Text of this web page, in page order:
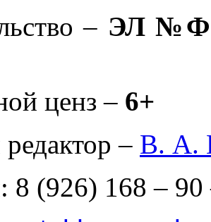
– ЭЛ
ценз – 6+
– В. А.
8 (926) 168 – 90